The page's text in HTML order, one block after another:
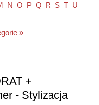
N O P Q R S T U
»
+
- Stylizacja